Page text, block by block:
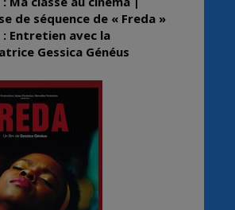
de séquence de « Freda »
: Entretien avec la
Gessica Généus